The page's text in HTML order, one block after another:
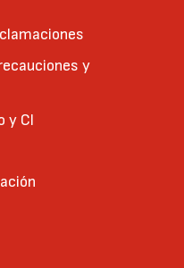
y
y CI